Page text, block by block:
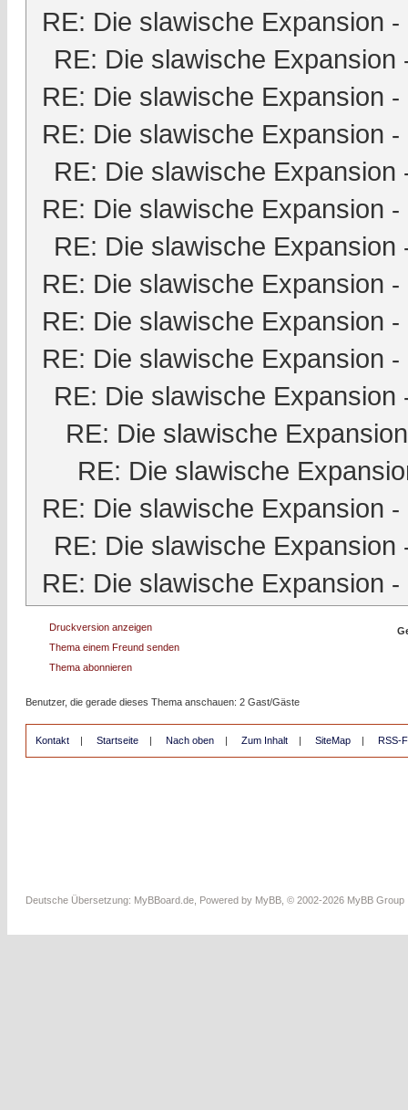
RE: Die slawische Expansion -
RE: Die slawische Expansion
RE: Die slawische Expansion -
RE: Die slawische Expansion -
RE: Die slawische Expansion
RE: Die slawische Expansion -
RE: Die slawische Expansion
RE: Die slawische Expansion -
RE: Die slawische Expansion -
RE: Die slawische Expansion -
RE: Die slawische Expansion
RE: Die slawische Expansion
RE: Die slawische
RE: Die slawische Expansion -
RE: Die slawische Expansion
RE: Die slawische Expansion -
Druckversion anzeigen
Thema einem Freund senden
Thema abonnieren
Benutzer, die gerade dieses Thema anschauen: 2 Gast/Gäste
Kontakt | Startseite | Nach oben | Zum Inhalt | SiteMap | RSS-
Deutsche Übersetzung: MyBBoard.de , Powered by MyBB , © 2002-2026 MyBB Group